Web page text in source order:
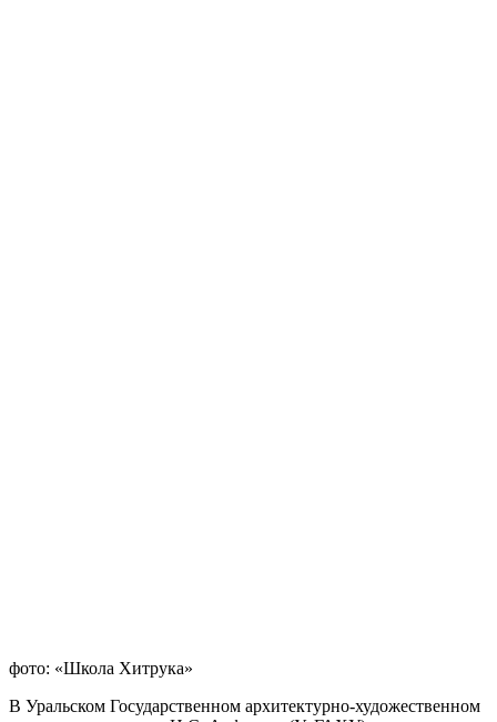
фото: «Школа Хитрука»
В Уральском Государственном архитектурно-художественном